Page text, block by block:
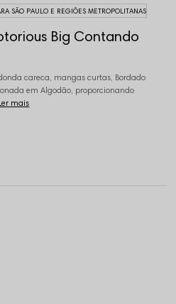
SÃO PAULO E REGIÕES METROPOLITANAS
Big Contando
careca, mangas curtas, Bordado
em Algodão, proporcionando
mais